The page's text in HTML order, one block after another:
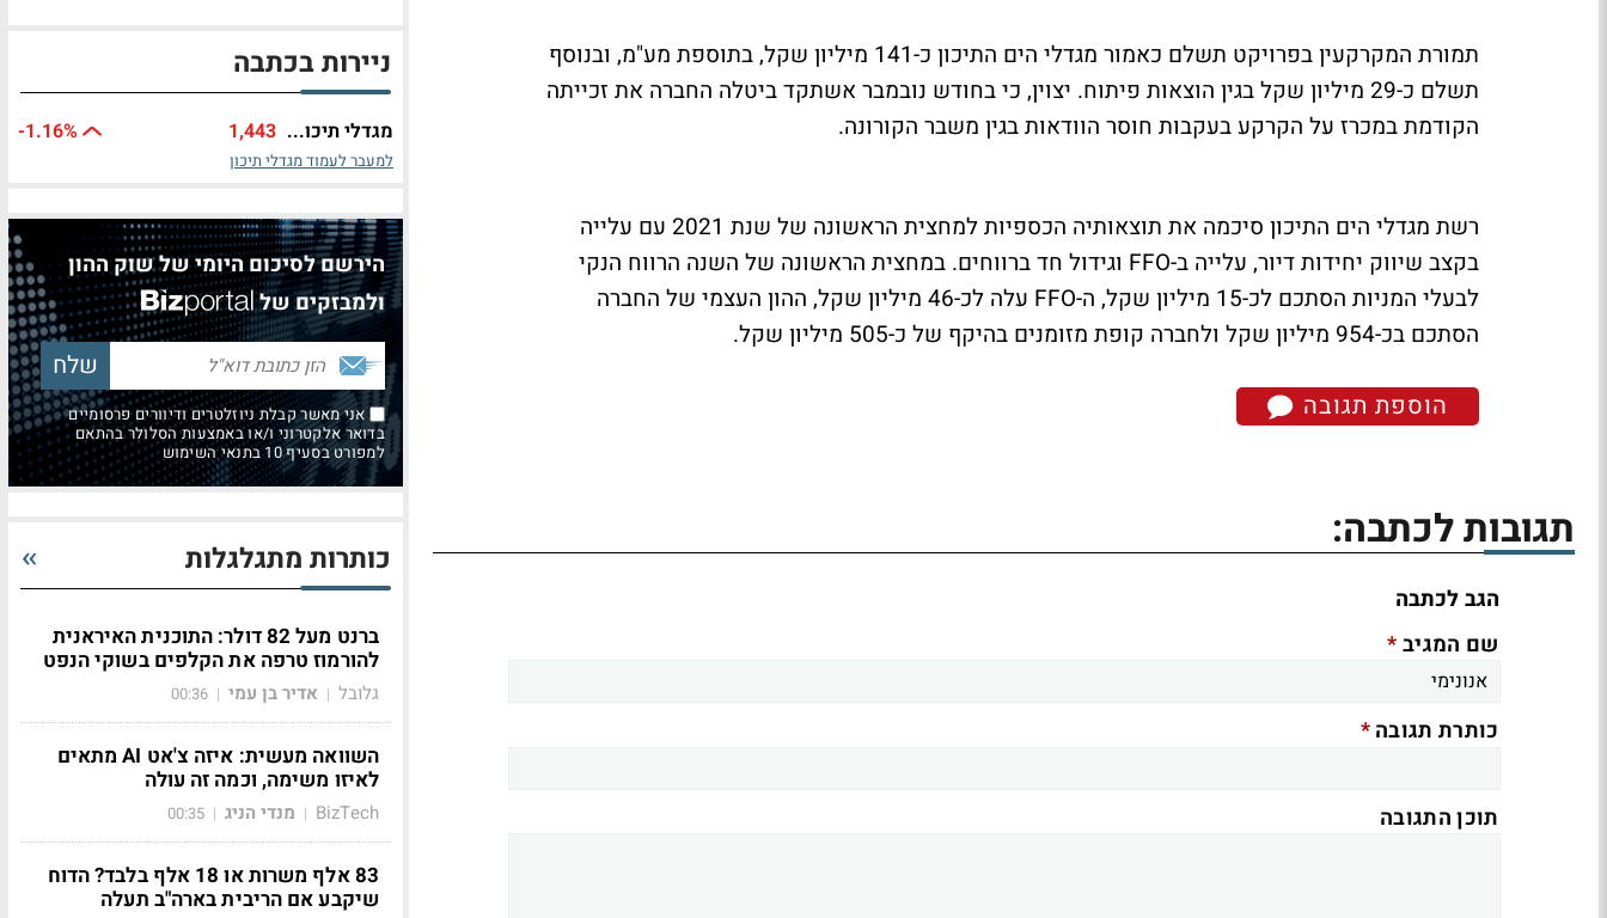
תמורת המקרקעין בפרויקט תשלם כאמור מגדלי הים התיכון כ-141 מיליון שקל, בתוספת מע"מ, ובנוסף
תשלם כ-29 מיליון שקל בגין הוצאות פיתוח. יצוין, כי בחודש נובמבר אשתקד ביטלה החברה את זכייתה
הקודמת במכרז על הקרקע בעקבות חוסר הוודאות בגין משבר הקורונה.
רשת מגדלי הים התיכון סיכמה את תוצאותיה הכספיות למחצית הראשונה של שנת 2021 עם עלייה
בקצב שיווק יחידות דיור, עלייה ב-FFO וגידול חד ברווחים. במחצית הראשונה של השנה הרווח הנקי
לבעלי המניות הסתכם לכ-15 מיליון שקל, ה-FFO עלה לכ-46 מיליון שקל, ההון העצמי של החברה
הסתכם בכ-954 מיליון שקל ולחברה קופת מזומנים בהיקף של כ-505 מיליון שקל.
הוספת תגובה
תגובות לכתבה:
הגב לכתבה
שם המגיב*
כותרת תגובה*
תוכן התגובה
ניירות בכתבה
מגדלי תיכו... 1,443
-1.16%
למעבר לעמוד מגדלי תיכון
הירשם לסיכום היומי של שוק ההון
ולמבזקים של
אני מאשר קבלת ניוזלטרים ודיוורים פרסומיים
בדואר אלקטרוני ו/או באמצעות הסלולר בהתאם
למפורט בסעיף 10 בתנאי השימוש
כותרות מתגלגלות
ברנט מעל 82 דולר: התוכנית האיראנית
להורמוז טרפה את הקלפים בשוקי הנפט
גלובל | אדיר בן עמי |
00:36
השוואה מעשית: איזה צ'אט AI מתאים
לאיזו משימה, וכמה זה עולה
BizTech
| מנדי הניג |
00:35
83 אלף משרות או 18 אלף בלבד? הדוח
שיקבע אם הריבית בארה"ב תעלה